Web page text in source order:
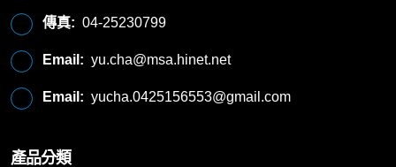
傳真: 04-25230799
Email: yu.cha@msa.hinet.net
Email: yucha.0425156553@gmail.com
產品分類